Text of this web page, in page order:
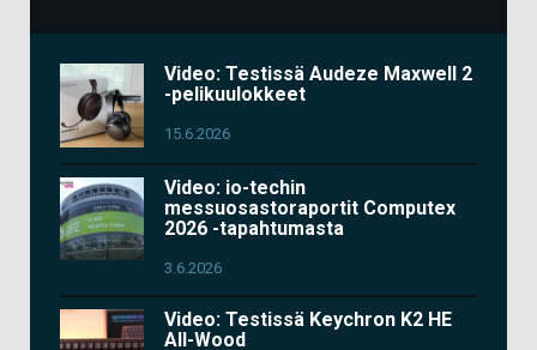
Video: Testissä Audeze Maxwell 2
-pelikuulokkeet
15.6.2026
Video: io-techin
messuosastoraportit Computex
2026 -tapahtumasta
3.6.2026
Video: Testissä Keychron K2 HE
All-Wood